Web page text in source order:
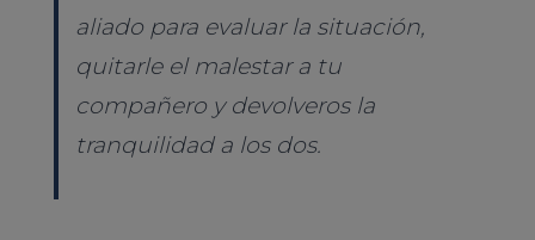
aliado para evaluar la situación,
quitarle el malestar a tu
compañero y devolveros la
tranquilidad a los dos.